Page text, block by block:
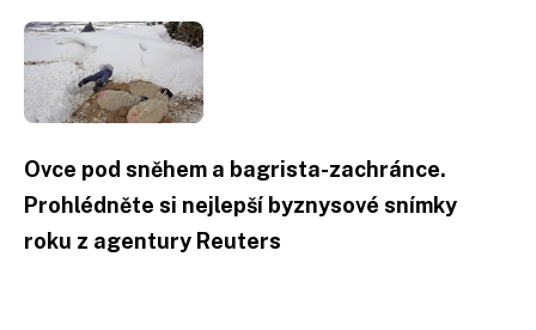
Ovce pod sněhem a bagrista-zachránce.
Prohlédněte si nejlepší byznysové snímky
roku z agentury Reuters